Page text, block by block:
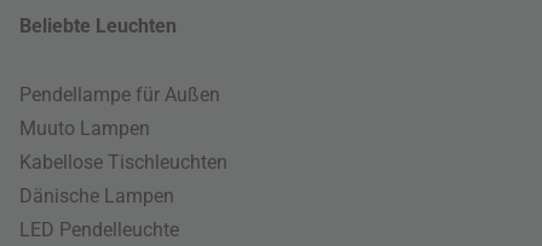
Beliebte Leuchten
Pendellampe für Außen
Muuto Lampen
Kabellose Tischleuchten
Dänische Lampen
LED Pendelleuchte